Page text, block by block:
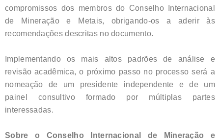
compromissos dos membros do Conselho Internacional
de Mineração e Metais, obrigando-os a aderir às
recomendações descritas no documento.
Implementando os mais altos padrões de análise e
revisão acadêmica, o próximo passo no processo será a
nomeação de um presidente independente e de um
painel consultivo formado por múltiplas partes
interessadas.
Sobre o Conselho Internacional de Mineração e